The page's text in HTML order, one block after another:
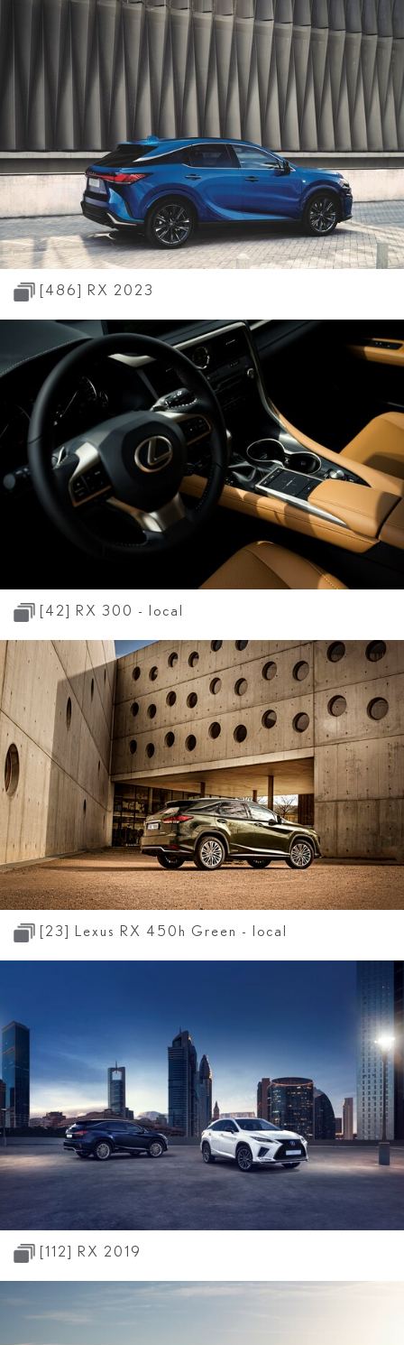
[486] RX 2023
[42] RX 300 - local
[23] Lexus RX 450 h Green - local
[112] RX 2019